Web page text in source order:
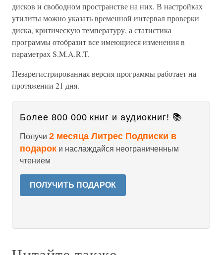
дисков и свободном пространстве на них. В настройках
утилиты можно указать временной интервал проверки
диска, критическую температуру, а статистика
программы отобразит все имеющиеся изменения в
параметрах S.M.A.R.T.
Незарегистрированная версия программы работает на
протяжении 21 дня.
Более 800 000 книг и аудиокниг! 📚
Получи 2 месяца Литрес Подписки в
подарок и наслаждайся неограниченным
чтением
ПОЛУЧИТЬ ПОДАРОК